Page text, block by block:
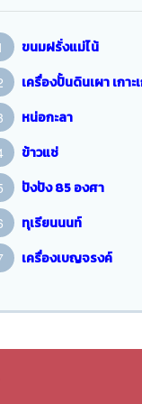
ขนมฝรั่งแม่ไน้
เครื่องปั้นดินเผา เกาะ
หน่อกะลา
ข้าวแช่
ปังปัง 85 องศา
ทุเรียนนนท์
เครื่องเบญจรงค์